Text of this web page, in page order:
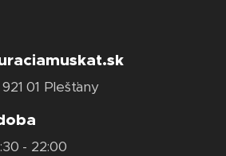
01 PIešťany
- 22:00